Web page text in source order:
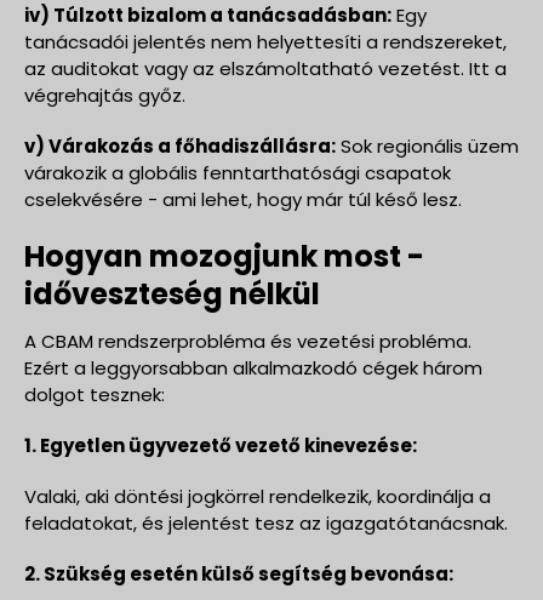
iv) Túlzott bizalom a tanácsadásban:Egy
tanácsadói jelentés nem helyettesíti a rendszereket,
az auditokat vagy az elszámoltatható vezetést. Itt a
végrehajtás győz.
v) Várakozás a főhadiszállásra:Sok regionális üzem
várakozik a globális fenntarthatósági csapatok
cselekvésére - ami lehet, hogy már túl késő lesz.
Hogyan mozogjunk most -
időveszteség nélkül
A CBAM rendszerprobléma és vezetési probléma.
Ezért a leggyorsabban alkalmazkodó cégek három
dolgot tesznek:
1. Egyetlen ügyvezető vezető kinevezése:
Valaki, aki döntési jogkörrel rendelkezik, koordinálja a
feladatokat, és jelentést tesz az igazgatótanácsnak.
2. Szükség esetén külső segítség bevonása: